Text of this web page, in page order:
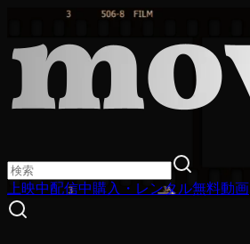
上映中配信中購入・レンタル無料動画